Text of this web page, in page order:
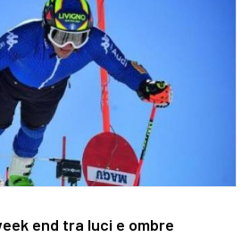
end tra luci e ombre